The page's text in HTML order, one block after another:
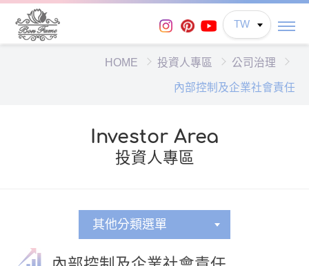
TW
HOME 投資人專區 公司治理
內部控制及企業社會責任
Investor Area
投資人專區
其他分類選單